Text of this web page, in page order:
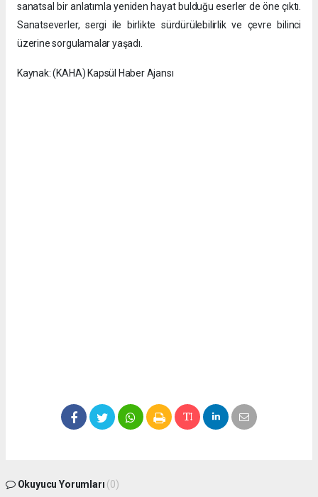
sanatsal bir anlatımla yeniden hayat bulduğu eserler de öne çıktı.
Sanatseverler, sergi ile birlikte sürdürülebilirlik ve çevre bilinci
üzerine sorgulamalar yaşadı.
Kaynak: (KAHA) Kapsül Haber Ajansı
Okuyucu Yorumları (0)